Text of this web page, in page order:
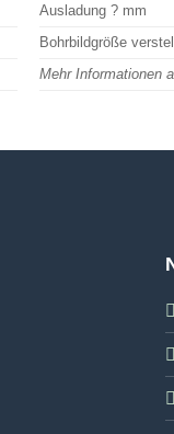
Ausladung ? mm
Bohrbildgröße
Mehr Informationen